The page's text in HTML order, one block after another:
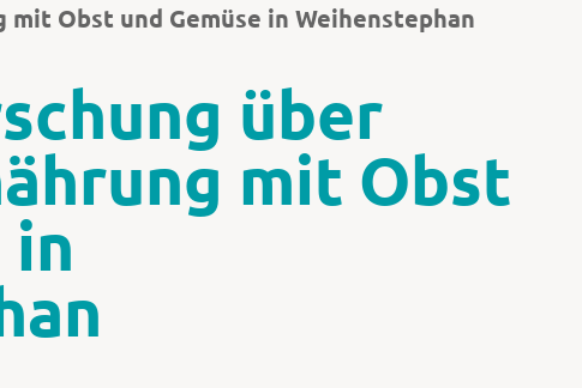
mit Obst und Gemüse in Weihenstephan
über
mit Obst
in